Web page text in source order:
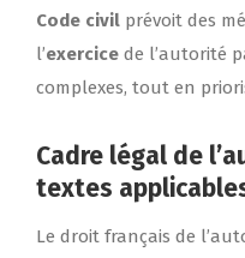
Code civil prévoit des
l’exercice de l’autorité
complexes, tout en
Cadre légal de
textes
Le droit français de